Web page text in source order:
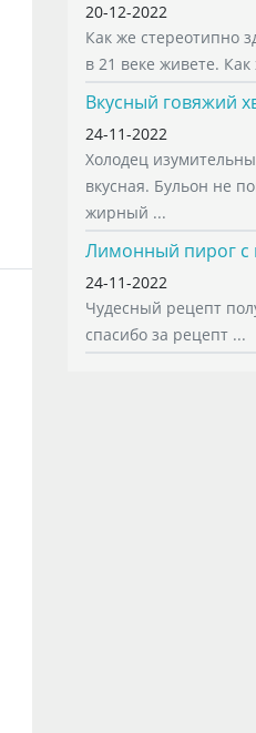
20-12-2022
Как же стереотипно
в 21 веке живете. Как
Вкусный говяжий
24-11-2022
Холодец
вкусная. Бульон не
жирный ...
Лимонный пирог с
24-11-2022
Чудесный рецепт
спасибо за рецепт ...